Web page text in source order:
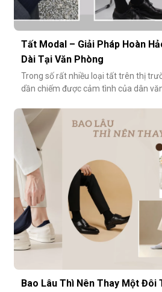
Tất Modal – Giải Pháp Hoàn
Dài Tại Văn Phòng
Trong số rất nhiều loại tất trên thị
dần chiếm được cảm tình của dân
cùng khám phá vì sao tất modal lại
tưởng cho những ngày dài tại văn
tiếng” s
Bao Lâu Thì Nên Thay Một Đôi